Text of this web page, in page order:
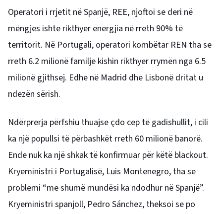
Operatori i rrjetit në Spanjë, REE, njoftoi se deri në
mëngjes ishte rikthyer energjia në rreth 90% të
territorit. Në Portugali, operatori kombëtar REN tha se
rreth 6.2 milionë familje kishin rikthyer rrymën nga 6.5
milionë gjithsej. Edhe në Madrid dhe Lisbonë dritat u
ndezën sërish.
Ndërprerja përfshiu thuajse çdo cep të gadishullit, i cili
ka një popullsi të përbashkët rreth 60 milionë banorë.
Ende nuk ka një shkak të konfirmuar për këtë blackout.
Kryeministri i Portugalisë, Luis Montenegro, tha se
problemi “me shumë mundësi ka ndodhur në Spanjë”.
Kryeministri spanjoll, Pedro Sánchez, theksoi se po